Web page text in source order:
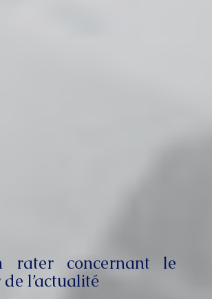
rater concernant le
l’actualité